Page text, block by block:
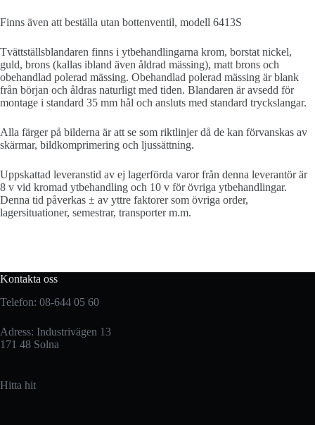
Finns även att beställa utan bottenventil, modell 6413S
Tvättställsblandaren finns i ytbehandlingarna krom, borstat nickel,
guld, brons (kallas ibland även åldrad mässing), matt brons och
obehandlad polerad mässing. Obehandlad polerad mässing är blank
från början och åldras naturligt med tiden. Blandaren är avsedd för
montage i standard 35 mm hål och ansluts med standard tryckslangar.
Alla färger på bilderna är att se som riktlinjer då de kan förvanskas av
skärmar, bildkomprimering och ljussättning.
Uppskattad leveranstid av ej lagerförda varor från denna leverantör är
8 v vid kromad ytbehandling och 10 v för övriga ytbehandlingar.
Denna tid påverkas ± av yttre faktorer som övriga order,
lagersituationer, semestrar, transporter m.m.
Kontakta oss
Telefon: 08-644 05 60
Adress: Industrivägen 13
171 48 Solna
Hitta hit